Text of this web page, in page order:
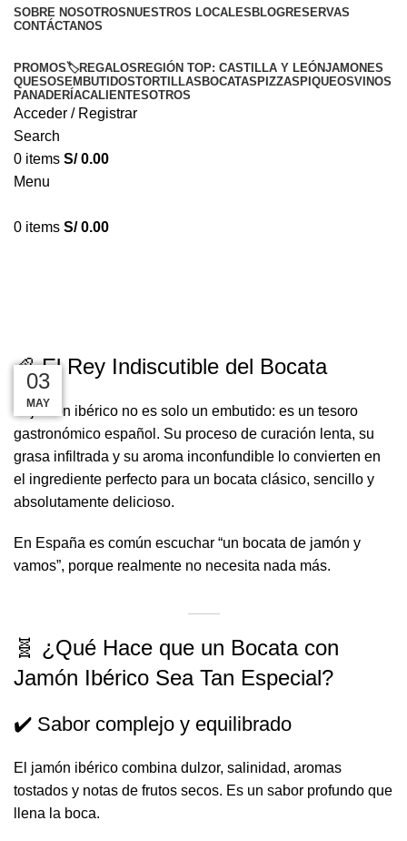
SOBRE NOSOTROS NUESTROS LOCALES BLOGRESERVAS
CONTÁCTANOS
PROMOS🏷️REGALOS REGIÓN TOP: CASTILLA Y LEÓNJAMONES
QUESOS EMBUTIDOSTORTILLAS BOCATAS PIZZAS PIQUEOSVINOS
PANADERÍACALIENTESOTROS
Acceder / Registrar
Search
0 items S/0.00
Menu
0 items S/0.00
🥖 El Rey Indiscutible del Bocata
El jamón ibérico no es solo un embutido: es un tesoro
gastronómico español. Su proceso de curación lenta, su
grasa infiltrada y su aroma inconfundible lo convierten en
el ingrediente perfecto para un bocata clásico, sencillo y
absolutamente delicioso.
En España es común escuchar “un bocata de jamón y
vamos”, porque realmente no necesita nada más.
🧬 ¿Qué Hace que un Bocata con
Jamón Ibérico Sea Tan Especial?
✔️ Sabor complejo y equilibrado
El jamón ibérico combina dulzor, salinidad, aromas
tostados y notas de frutos secos. Es un sabor profundo que
llena la boca.
22
MAY
20
MAY
16
MAY
13
MAY
03
MAY